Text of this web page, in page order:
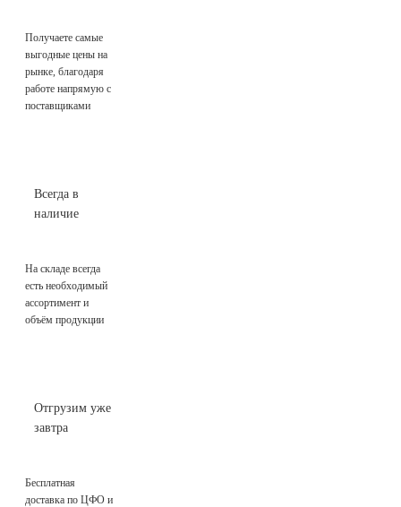
Получаете самые
выгодные цены на
рынке, благодаря
работе напрямую с
поставщиками
Всегда в
наличие
На складе всегда
есть необходимый
ассортимент и
объём продукции
Отгрузим уже
завтра
Бесплатная
доставка по ЦФО и